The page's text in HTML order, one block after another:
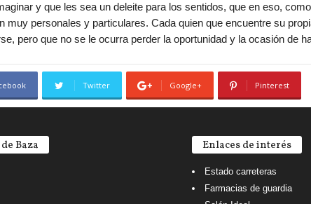
y que les sea un deleite para los sentidos, que en eso,
muy personales y particulares. Cada quien que encuentre su
pero que no se le ocurra perder la oportunidad y la ocasión de
Twitter Google+ Pinterest
Baza Enlaces de interés
Estado carreteras
Farmacias de guardia